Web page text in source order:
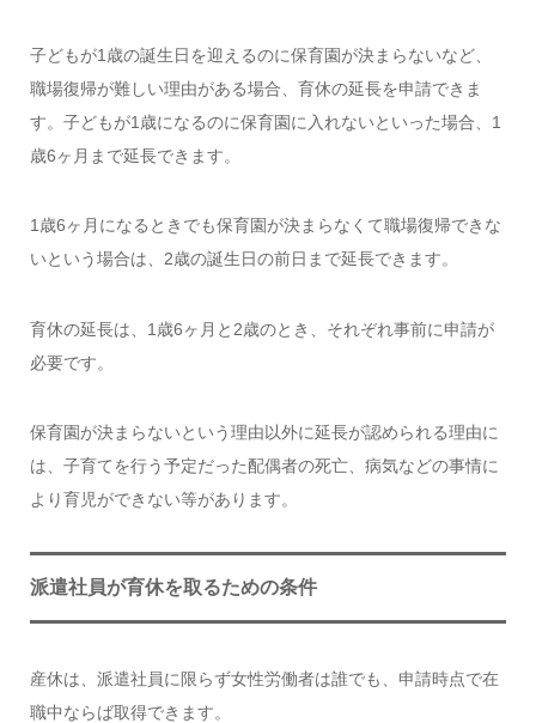
子どもが1歳の誕生日を迎えるのに保育園が決まらないなど、
職場復帰が難しい理由がある場合、育休の延長を申請できま
す。子どもが1歳になるのに保育園に入れないといった場合、1
歳6ヶ月まで延長できます。
1歳6ヶ月になるときでも保育園が決まらなくて職場復帰できな
いという場合は、2歳の誕生日の前日まで延長できます。
育休の延長は、1歳6ヶ月と2歳のとき、それぞれ事前に申請が
必要です。
保育園が決まらないという理由以外に延長が認められる理由に
は、子育てを行う予定だった配偶者の死亡、病気などの事情に
より育児ができない等があります。
派遣社員が育休を取るための条件
産休は、派遣社員に限らず女性労働者は誰でも、申請時点で在
職中ならば取得できます。